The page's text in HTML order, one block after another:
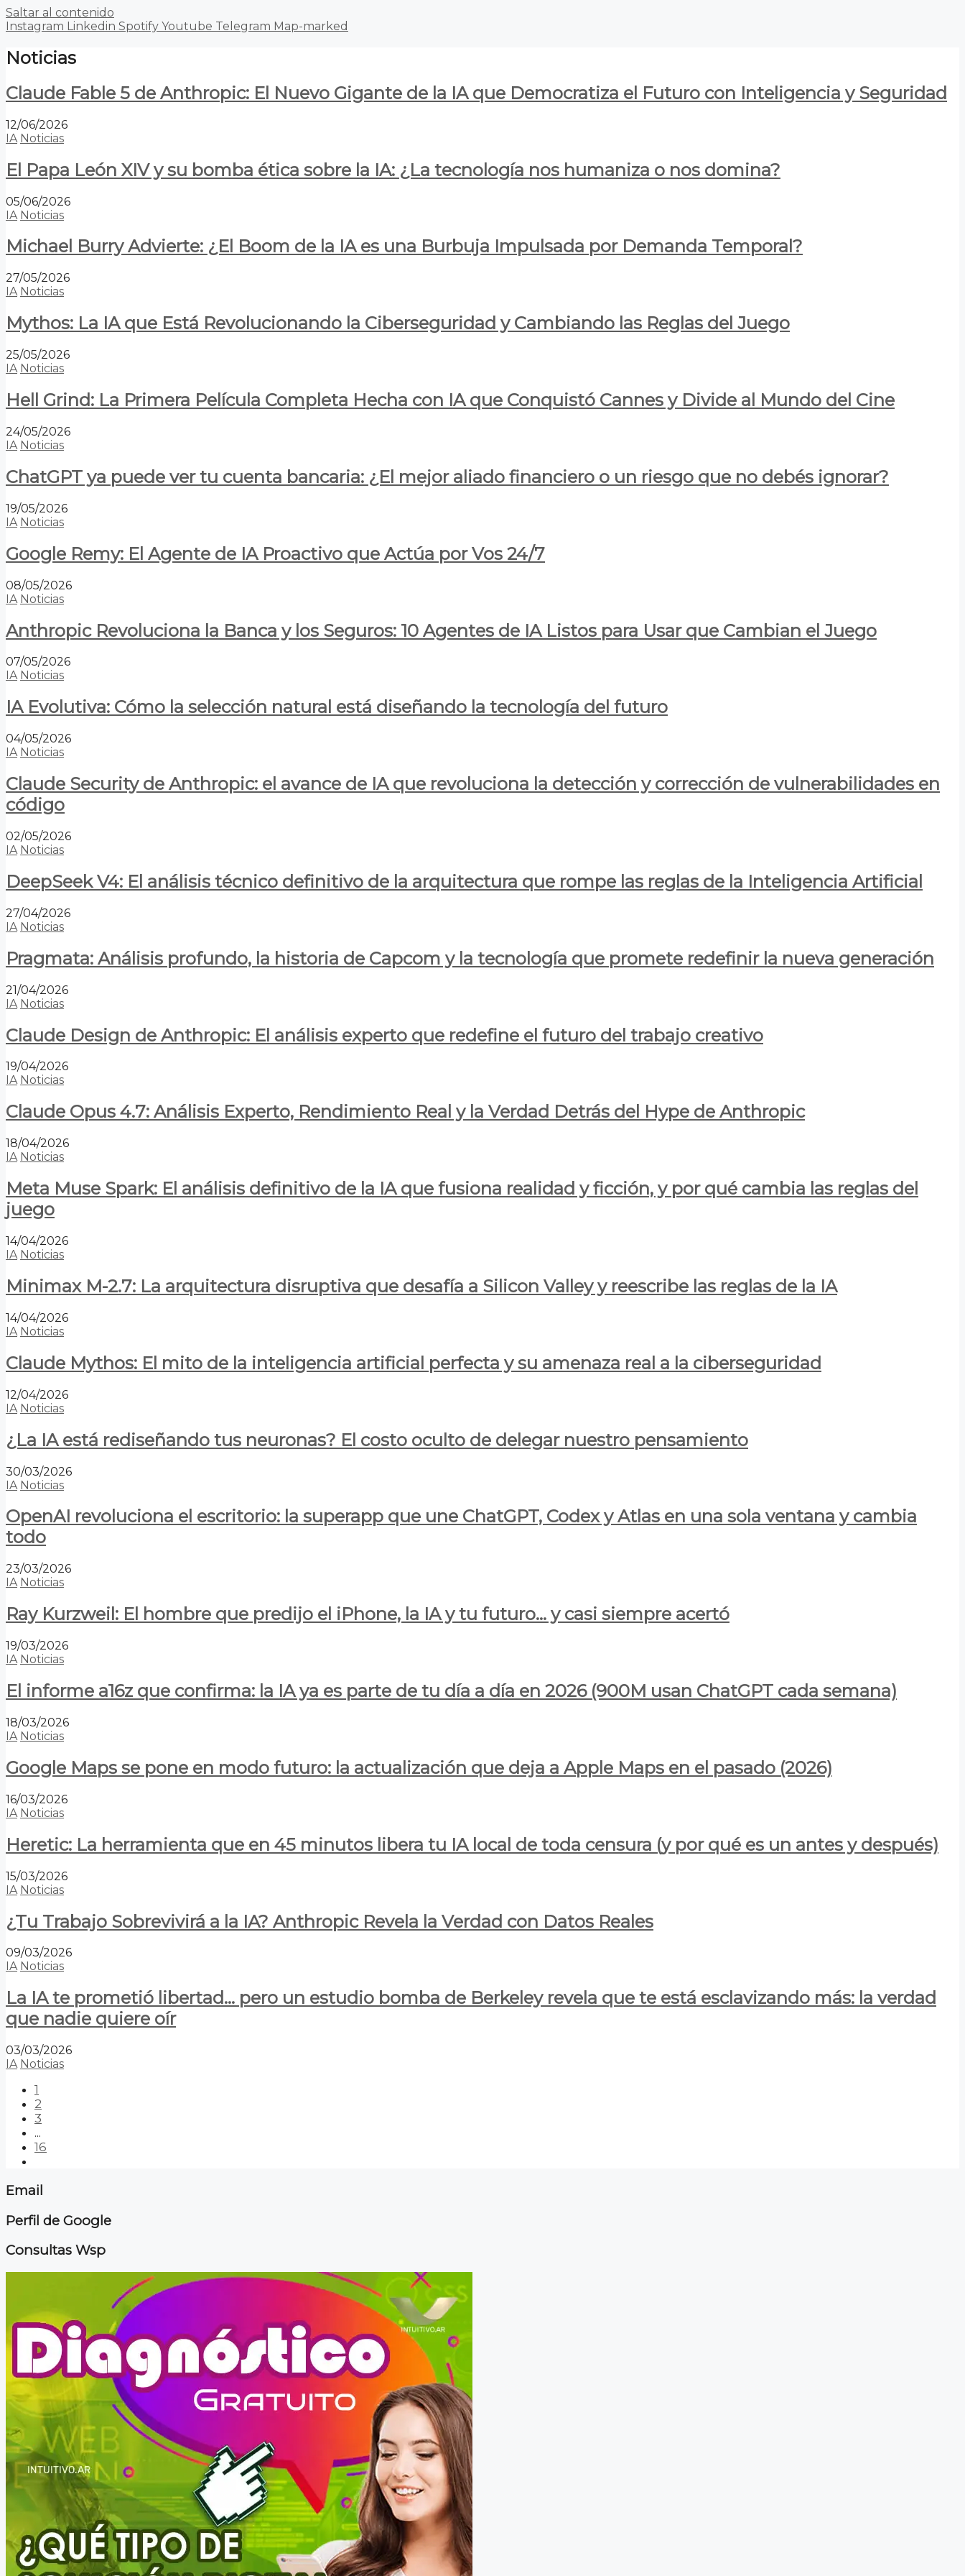
Saltar al contenido
Instagram Linkedin Spotify Youtube Telegram Map-marked
Noticias
Claude Fable 5 de Anthropic: El Nuevo Gigante de la IA que Democratiza el Futuro con Inteligencia y Seguridad
12/06/2026
IA Noticias
El Papa León XIV y su bomba ética sobre la IA: ¿La tecnología nos humaniza o nos domina?
05/06/2026
IA Noticias
Michael Burry Advierte: ¿El Boom de la IA es una Burbuja Impulsada por Demanda Temporal?
27/05/2026
IA Noticias
Mythos: La IA que Está Revolucionando la Ciberseguridad y Cambiando las Reglas del Juego
25/05/2026
IA Noticias
Hell Grind: La Primera Película Completa Hecha con IA que Conquistó Cannes y Divide al Mundo del Cine
24/05/2026
IA Noticias
ChatGPT ya puede ver tu cuenta bancaria: ¿El mejor aliado financiero o un riesgo que no debés ignorar?
19/05/2026
IA Noticias
Google Remy: El Agente de IA Proactivo que Actúa por Vos 24/7
08/05/2026
IA Noticias
Anthropic Revoluciona la Banca y los Seguros: 10 Agentes de IA Listos para Usar que Cambian el Juego
07/05/2026
IA Noticias
IA Evolutiva: Cómo la selección natural está diseñando la tecnología del futuro
04/05/2026
IA Noticias
Claude Security de Anthropic: el avance de IA que revoluciona la detección y corrección de vulnerabilidades en
código
02/05/2026
IA Noticias
DeepSeek V4: El análisis técnico definitivo de la arquitectura que rompe las reglas de la Inteligencia Artificial
27/04/2026
IA Noticias
Pragmata: Análisis profundo, la historia de Capcom y la tecnología que promete redefinir la nueva generación
21/04/2026
IA Noticias
Claude Design de Anthropic: El análisis experto que redefine el futuro del trabajo creativo
19/04/2026
IA Noticias
Claude Opus 4.7: Análisis Experto, Rendimiento Real y la Verdad Detrás del Hype de Anthropic
18/04/2026
IA Noticias
Meta Muse Spark: El análisis definitivo de la IA que fusiona realidad y ficción, y por qué cambia las reglas del
juego
14/04/2026
IA Noticias
Minimax M-2.7: La arquitectura disruptiva que desafía a Silicon Valley y reescribe las reglas de la IA
14/04/2026
IA Noticias
Claude Mythos: El mito de la inteligencia artificial perfecta y su amenaza real a la ciberseguridad
12/04/2026
IA Noticias
¿La IA está rediseñando tus neuronas? El costo oculto de delegar nuestro pensamiento
30/03/2026
IA Noticias
OpenAI revoluciona el escritorio: la superapp que une ChatGPT, Codex y Atlas en una sola ventana y cambia
todo
23/03/2026
IA Noticias
Ray Kurzweil: El hombre que predijo el iPhone, la IA y tu futuro… y casi siempre acertó
19/03/2026
IA Noticias
El informe a16z que confirma: la IA ya es parte de tu día a día en 2026 (900M usan ChatGPT cada semana)
18/03/2026
IA Noticias
Google Maps se pone en modo futuro: la actualización que deja a Apple Maps en el pasado (2026)
16/03/2026
IA Noticias
Heretic: La herramienta que en 45 minutos libera tu IA local de toda censura (y por qué es un antes y después)
15/03/2026
IA Noticias
¿Tu Trabajo Sobrevivirá a la IA? Anthropic Revela la Verdad con Datos Reales
09/03/2026
IA Noticias
La IA te prometió libertad… pero un estudio bomba de Berkeley revela que te está esclavizando más: la verdad
que nadie quiere oír
03/03/2026
IA Noticias
1
2
3
...
16
Email
Perfil de Google
Consultas Wsp